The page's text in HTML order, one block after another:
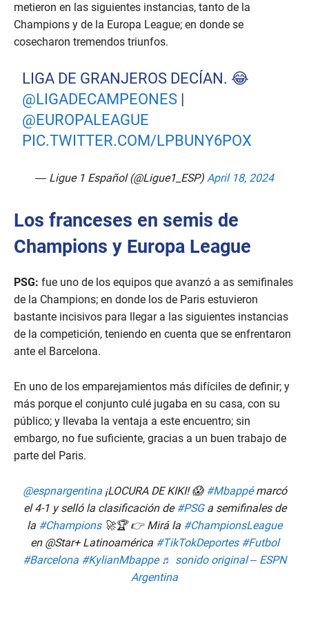
metieron en las siguientes instancias, tanto de la
Champions y de la Europa League; en donde se
cosecharon tremendos triunfos.
LIGA DE GRANJEROS DECÍAN. 😂
@LIGADECAMPEONES |
@EUROPALEAGUE
PIC.TWITTER.COM/LPBUNY6POX
— Ligue 1 Español (@Ligue1_ESP) April 18, 2024
Los franceses en semis de
Champions y Europa League
PSG: fue uno de los equipos que avanzó a as semifinales
de la Champions; en donde los de Paris estuvieron
bastante incisivos para llegar a las siguientes instancias
de la competición, teniendo en cuenta que se enfrentaron
ante el Barcelona.
En uno de los emparejamientos más difíciles de definir; y
más porque el conjunto culé jugaba en su casa, con su
público; y llevaba la ventaja a este encuentro; sin
embargo, no fue suficiente, gracias a un buen trabajo de
parte del Paris.
@espnargentina¡LOCURA DE KIKI! 😱 #Mbappémarcó
el 4-1 y selló la clasificación de#PSGa semifinales de
la #Champions🚀🏆 👉 Mirá la #ChampionsLeague
en @Star+ Latinoamérica #TikTokDeportes #Futbol
#Barcelona #KylianMbappe ♬ sonido original – ESPN
Argentina